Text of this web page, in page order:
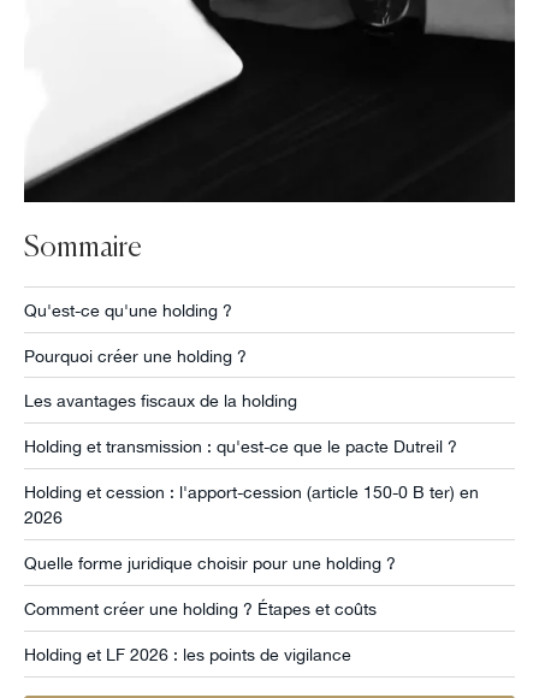
Sommaire
Qu'est-ce qu'une holding ?
Pourquoi créer une holding ?
Les avantages fiscaux de la holding
Holding et transmission : qu'est-ce que le pacte Dutreil ?
Holding et cession : l'apport-cession (article 150-0 B ter) en
2026
Quelle forme juridique choisir pour une holding ?
Comment créer une holding ? Étapes et coûts
Holding et LF 2026 : les points de vigilance